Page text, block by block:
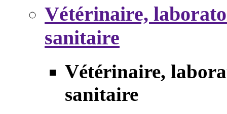
Vétérinaire,
sanitaire
Vétérinaire,
sanitaire